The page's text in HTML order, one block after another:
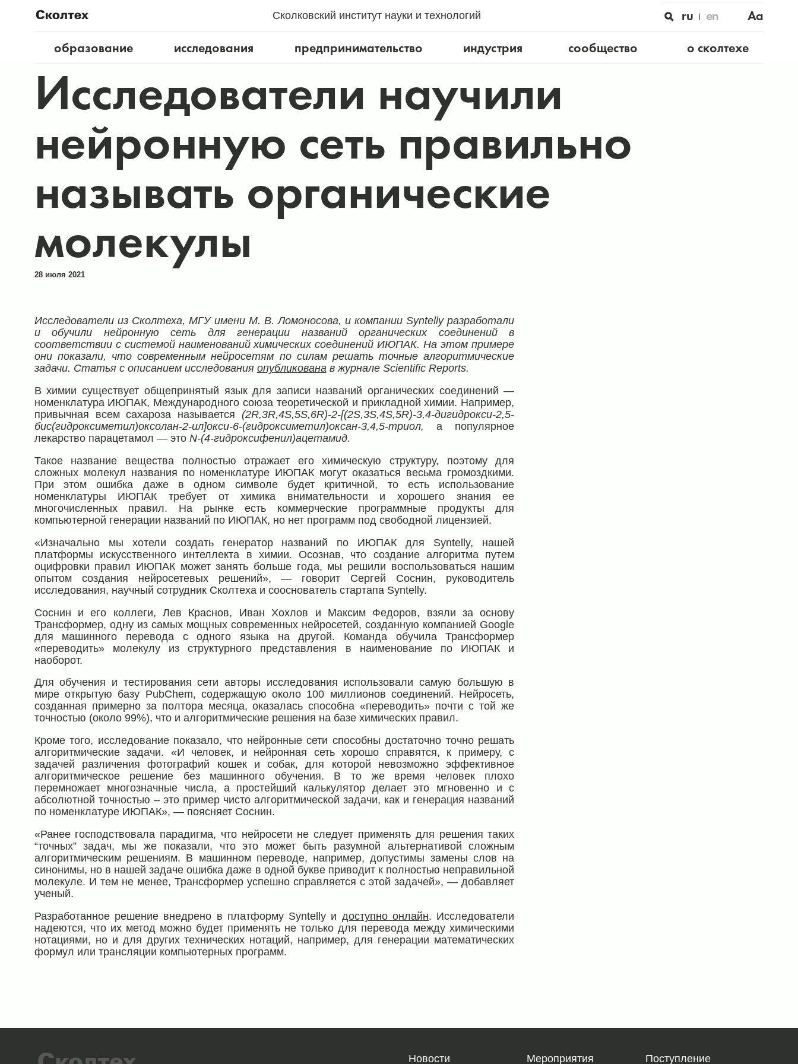
Сколковский институт науки и технологий ru en
Aa
образование
исследования предпринимательство индустрия сообщество о сколтехе
Исследователи научили
нейронную сеть правильно
называть органические
молекулы
28 июля 2021
Исследователи из Сколтеха, МГУ имени М. В. Ломоносова, и компанииSyntelly разработали
и обучили нейронную сеть для генерации названий органических соединений в
соответствии с системой наименований химических соединений ИЮПАК. На этом примере
они показали, что современным нейросетям по силам решать точные алгоритмические
задачи. Статья с описанием исследования опубликованав журнале Scientific Reports.
В химии существует общепринятый язык для записи названий органических соединений —
номенклатура ИЮПАК, Международного союза теоретической и прикладной химии. Например,
привычная всем сахароза называется(2R,3R,4S,5S,6R)​-​2-​[​(2S,3S,4S,5R)​-​3,4-​дигидрокси-​2,5-​
бис​(гидроксиметил)​оксолан-​2-​ил]окси-​6-​​(гидроксиметил)​оксан-​3,4,5-​триол, а популярное
лекарство парацетамол — это N-(4-гидроксифенил)ацетамид.
Такое название вещества полностью отражает его химическую структуру, поэтому для
сложных молекул названия по номенклатуре ИЮПАК могут оказаться весьма громоздкими.
При этом ошибка даже в одном символе будет критичной, то есть использование
номенклатуры ИЮПАК требует от химика внимательности и хорошего знания ее
многочисленных правил. На рынке есть коммерческие программные продукты для
компьютерной генерации названий по ИЮПАК, но нет программ под свободной лицензией.
«Изначально мы хотели создать генератор названий по ИЮПАК для Syntelly, нашей
платформы искусственного интеллекта в химии. Осознав, что создание алгоритма путем
оцифровки правил ИЮПАК может занять больше года, мы решили воспользоваться нашим
опытом создания нейросетевых решений», — говорит Сергей Соснин, руководитель
исследования, научный сотрудник Сколтеха и сооснователь стартапа Syntelly.
Соснин и его коллеги, Лев Краснов, Иван Хохлов и Максим Федоров, взяли за основу
Трансформер, одну из самых мощных современных нейросетей, созданную компанией Google
для машинного перевода с одного языка на другой. Команда обучила Трансформер
«переводить» молекулу из структурного представления в наименование по ИЮПАК и
наоборот.
Для обучения и тестирования сети авторы исследования использовали самую большую в
мире открытую базу PubChem, содержащую около 100 миллионов соединений. Нейросеть,
созданная примерно за полтора месяца, оказалась способна «переводить» почти с той же
точностью (около 99%), что и алгоритмические решения на базе химических правил.
Кроме того, исследование показало, что нейронные сети способны достаточно точно решать
алгоритмические задачи. «И человек, и нейронная сеть хорошо справятся, к примеру, с
задачей различения фотографий кошек и собак, для которой невозможно эффективное
алгоритмическое решение без машинного обучения. В то же время человек плохо
перемножает многозначные числа, а простейший калькулятор делает это мгновенно и с
абсолютной точностью – это пример чисто алгоритмической задачи, как и генерация названий
по номенклатуре ИЮПАК», — поясняет Соснин.
«Ранее господствовала парадигма, что нейросети не следует применять для решения таких
“точных” задач, мы же показали, что это может быть разумной альтернативой сложным
алгоритмическим решениям. В машинном переводе, например, допустимы замены слов на
синонимы, но в нашей задаче ошибка даже в одной букве приводит к полностью неправильной
молекуле. И тем не менее, Трансформер успешно справляется с этой задачей», — добавляет
ученый.
Разработанное решение внедрено в платформу Syntelly и доступно онлайн. Исследователи
надеются, что их метод можно будет применять не только для перевода между химическими
нотациями, но и для других технических нотаций, например, для генерации математических
формул или трансляции компьютерных программ.
Новости Мероприятия Поступление